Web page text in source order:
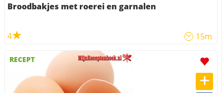
Broodbakjes met roerei en garnalen
4 15m
RECEPT